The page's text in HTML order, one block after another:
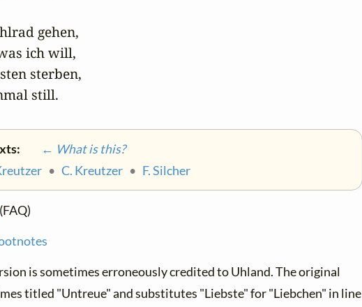
gehen,
ich will,
sterben,
still.
← What is this?
• C. Kreutzer • F. Silcher
(FAQ)
is sometimes erroneously credited to Uhland. The original
titled "Untreue" and substitutes "Liebste" for "Liebchen" in line